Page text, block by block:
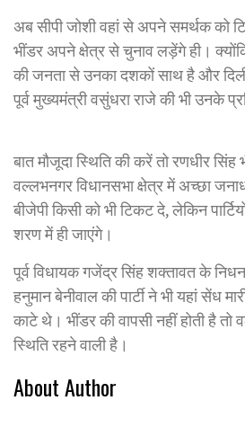
अब सीपी जोशी वहां से अपने समर्थक को
भींडर अपने क्षेत्र से चुनाव लड़ेंगे ही।
की जनता से उनका दशकों साथ है और
पूर्व मुख्यमंत्री वसुंधरा राजे की भी उनके
बात मौजूदा स्थिति की करें तो रणधीर सिंह
वल्लभनगर विधानसभा क्षेत्र में अच्छा
बीजेपी किसी को भी टिकट दे, लेकिन
शरण में ही जाएंगे।
पूर्व विधायक गजेंद्र सिंह शक्तावत के
हनुमान बेनीवाल की पार्टी ने भी यहां सेंध
काटे थे। भींडर की वापसी नहीं होती है तो
स्थिति रहने वाली है।
About Author